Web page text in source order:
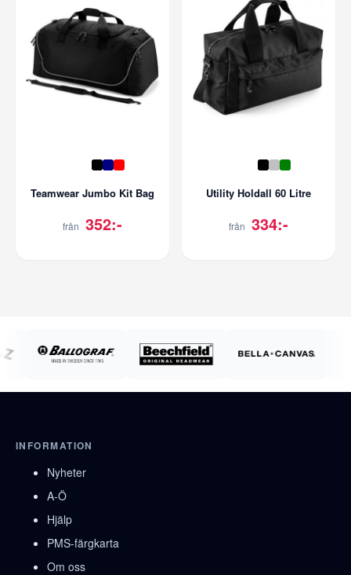
Teamwear Jumbo Kit Bag
från 352:-
Utility Holdall 60 Litre
från 334:-
INFORMATION
Nyheter
A-Ö
Hjälp
PMS-färgkarta
Om oss